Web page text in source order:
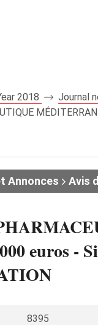
2018
Journal
Annonces Avis
euros -
8395